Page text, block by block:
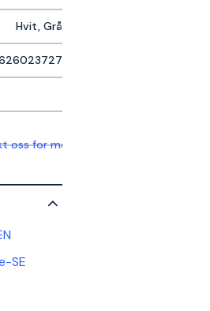
Hvit, Grå
oss for mer informasjon
SE